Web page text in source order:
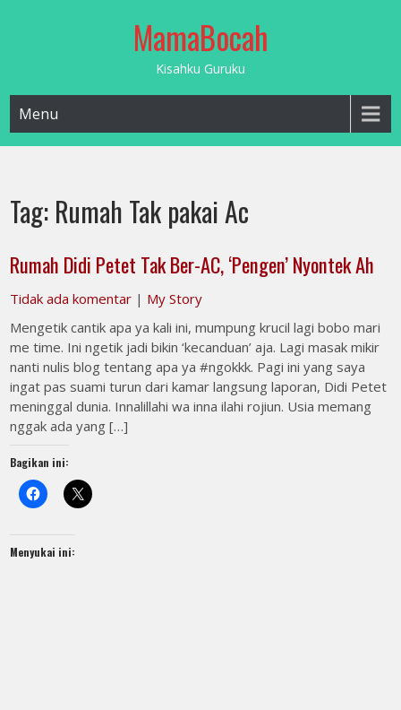
MamaBocah
Kisahku Guruku
Menu
Tag: Rumah Tak pakai Ac
Rumah Didi Petet Tak Ber-AC, ‘Pengen’ Nyontek Ah
Tidak ada komentar | My Story
Mengetik cantik apa ya kali ini, mumpung krucil lagi bobo mari
me time. Ini ngetik jadi bikin ‘kecanduan’ aja. Lagi masak mikir
nanti nulis blog tentang apa ya #ngokkk. Pagi ini yang saya
ingat pas suami turun dari kamar langsung laporan, Didi Petet
meninggal dunia. Innalillahi wa inna ilahi rojiun. Usia memang
nggak ada yang […]
Bagikan ini:
Menyukai ini: